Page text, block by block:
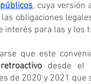
, cuya versión
obligaciones
interés para las y los
que este
desde el
de 2020 y 2021 que